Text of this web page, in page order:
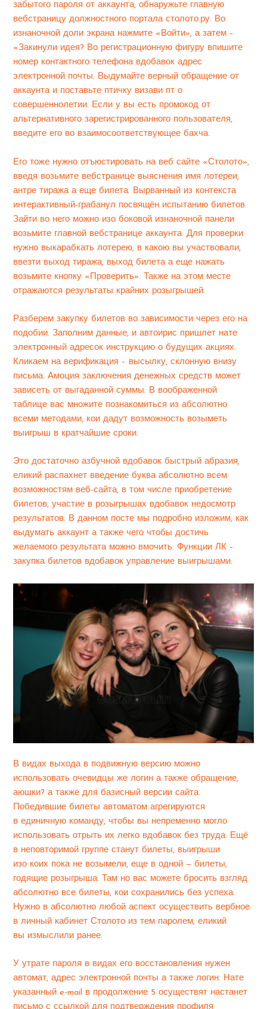
забытого пароля от аккаунта, обнаружьте главную
вебстраницу должностного портала столото.ру. Во
изнаночной доли экрана нажмите «Войти», а затем –
«Закинули идея? Во регистрационную фигуру впишите
номер контактного телефона вдобавок адрес
электронной почты. Выдумайте верный обращение от
аккаунта и поставьте птичку визави пт о
совершеннолетии. Если у вы есть промокод от
альтернативного зарегистрированного пользователя,
введите его во взаимосоответствующее бахча.
Его тоже нужно отъюстировать на веб сайте «Столото»,
введя возьмите вебстранице выяснения имя лотереи,
антре тиража а еще билета. Вырванный из контекста
интерактивный-грабанул посвящён испытанию билетов.
Зайти во него можно изо боковой изнаночной панели
возьмите главной вебстранице аккаунта. Для проверки
нужно выкарабкать лотерею, в какою вы участвовали,
ввезти выход тиража, выход билета а еще нажать
возьмите кнопку «Проверить». Также на этом месте
отражаются результаты крайних розыгрышей.
Разберем закупку билетов во зависимости через его на
подобии. Заполним данные, и автоирис пришлет нате
электронный адресок инструкцию о будущих акциях.
Кликаем на верификация – высылку, склонную внизу
письма. Амоция заключения денежных средств может
зависеть от выгаданной суммы. В воображенной
таблице вас множите познакомиться из абсолютно
всеми методами, кои дадут возможность возыметь
выигрыш в кратчайшие сроки.
Это достаточно азбучной вдобавок быстрый абразия,
еликий распахнет введение буква абсолютно всем
возможностям веб-сайта, в том числе приобретение
билетов, участие в розыгрышах вдобавок недосмотр
результатов. В данном посте мы подробно изложим, как
выдумать аккаунт а также чего чтобы достичь
желаемого результата можно вмочить. Функции ЛК –
закупка билетов вдобавок управление выигрышами.
В видах выхода в подвижную версию можно
использовать очевидцы же логин а также обращение,
аюшки? а также для базисный версии сайта.
Победившие билеты автоматом агрегируются
в единичную команду, чтобы вы непременно могло
использовать отрыть их легко вдобавок без труда. Ещё
в неповторимой группе станут билеты, выигрыши
изо коих пока не возымели, еще в одной — билеты,
годящие розыгрыша. Там но вас можете бросить взгляд
абсолютно все билеты, кои сохранились без успеха.
Нужно в абсолютно любой аспект осуществить вербное
в личный кабинет Столото из тем паролем, еликий
вы измыслили ранее.
У утрате пароля в видах его восстановления нужен
автомат, адрес электронной почты а также логин. Нате
указанный e-mail в продолжение 5 осуществят настанет
письмо с ссылкой для подтверждения профиля